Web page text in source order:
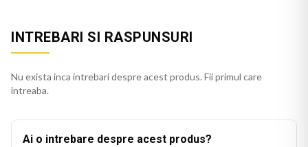
INTREBARI SI RASPUNSURI
Nu exista inca intrebari despre acest produs. Fii primul care
intreaba.
Ai o intrebare despre acest produs?